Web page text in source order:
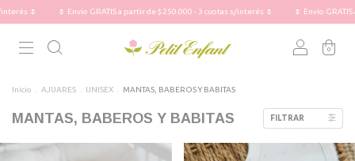
🌷 🌷 Envío GRATIS a partir de $250.000 - 3 cuotas s/interés 🌷 🌷 Envío GRATIS a
0
Inicio AJUARES UNISEX MANTAS, BABEROS Y BABITAS
MANTAS, BABEROS Y BABITAS FILTRAR